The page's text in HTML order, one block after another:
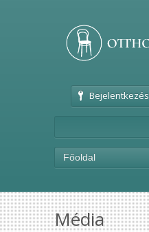
Bejelentkezés
Főoldal
Média